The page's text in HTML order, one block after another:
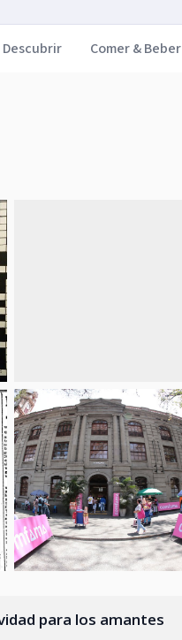
Descubrir Comer & Beber
para los amantes